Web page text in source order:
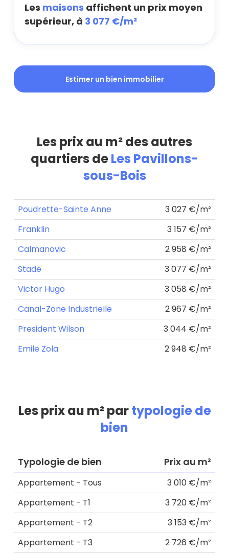
Les maisons affichent un prix moyen
supérieur, à 3 077 €/m²
Estimer un bien immobilier
Les prix au m² des autres
quartiers deLes Pavillons-
sous-Bois
Poudrette-Sainte Anne
3 027 €/m²
Franklin
3 157 €/m²
Calmanovic
2 958 €/m²
Stade
3 077 €/m²
Victor Hugo
3 058 €/m²
Canal-Zone Industrielle
2 967 €/m²
President Wilson
3 044 €/m²
Emile Zola
2 948 €/m²
Les prix au m² partypologie de
bien
Typologie de bien Prix au m²
Appartement - Tous
3 010 €/m²
Appartement - T1
3 720 €/m²
Appartement - T2
3 153 €/m²
Appartement - T3
2 726 €/m²